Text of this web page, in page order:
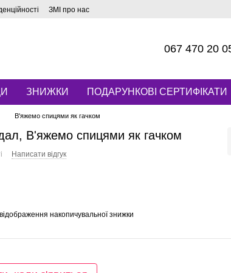
ЗМІ про нас
067 470 20
ЗНИЖКИ ПОДАРУНКОВІ СЕРТИФІКАТИ
В'яжемо спицями як гачком
В'яжемо спицями як гачком
Написати відгук
накопичувальної знижки